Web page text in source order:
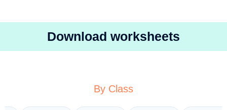
Download worksheets
By Class